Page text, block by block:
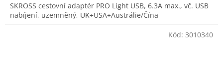
SKROSS cestovní adaptér PRO Light USB, 6.3A max., vč. USB
nabíjení, uzemněný, UK+USA+Austrálie/Čína
Kód: 3010340